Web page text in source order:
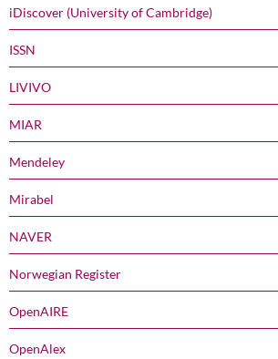
iDiscover (University of Cambridge)
ISSN
LIVIVO
MIAR
Mendeley
Mirabel
NAVER
Norwegian Register
OpenAIRE
OpenAlex